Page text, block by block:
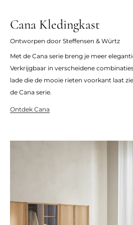
Cana Kledingkast
Ontworpen door Steffensen & Würtz
Met de Cana serie breng je meer
Verkrijgbaar in verscheidene
lade die de mooie rieten voorkant laat
de Cana serie.
Ontdek Cana